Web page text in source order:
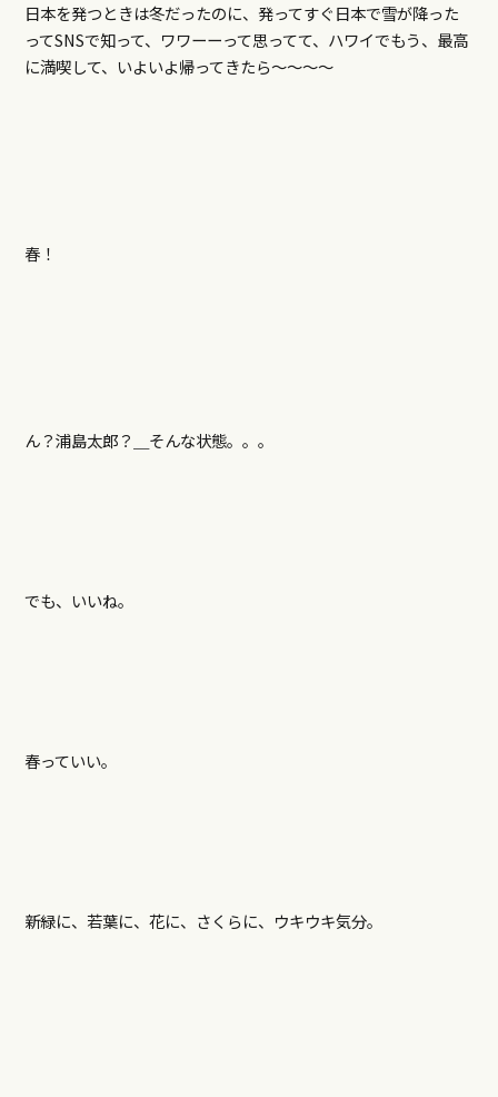
日本を発つときは冬だったのに、発ってすぐ日本で雪が降った
ってSNSで知って、ワワーーって思ってて、ハワイでもう、最高
に満喫して、いよいよ帰ってきたら～～～～
春！
ん？浦島太郎？＿そんな状態。。。
でも、いいね。
春っていい。
新緑に、若葉に、花に、さくらに、ウキウキ気分。